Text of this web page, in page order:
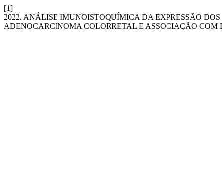
[1]
2022. ANÁLISE IMUNOISTOQUÍMICA DA EXPRESSÃO
ADENOCARCINOMA COLORRETAL E ASSOCIAÇÃO COM